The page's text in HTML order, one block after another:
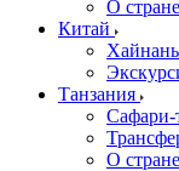
О стране
Китай
Хайнань
Танзания
Сафари-
О стране